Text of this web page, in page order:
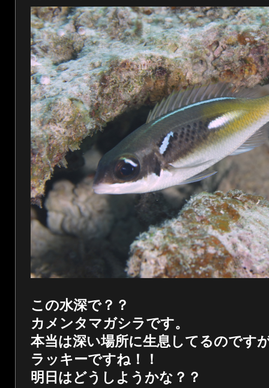
この水深で？？
カメンタマガシラです。
本当は深い場所に生息してるのです
ラッキーですね！！
明日はどうしようかな？？